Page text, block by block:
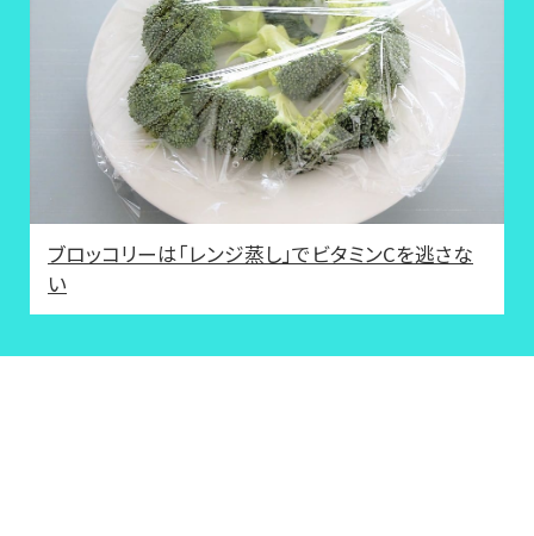
ブロッコリーは「レンジ蒸し」でビタミンCを逃さな
い